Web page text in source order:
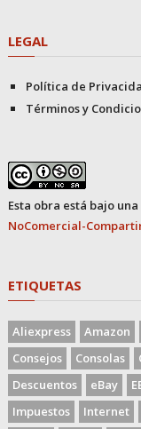
LEGAL
Política de
Términos y
Esta obra está bajo una
NoComercial-
ETIQUETAS
Aliexpress Amazon
Consejos
Consolas
Descuentos
eBay
Impuestos
Internet